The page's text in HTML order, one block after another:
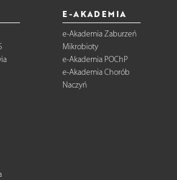
E-AKADEMIA
e-Akademia Zaburzeń
Mikrobioty
e-Akademia POChP
e-Akademia Chorób
Naczyń